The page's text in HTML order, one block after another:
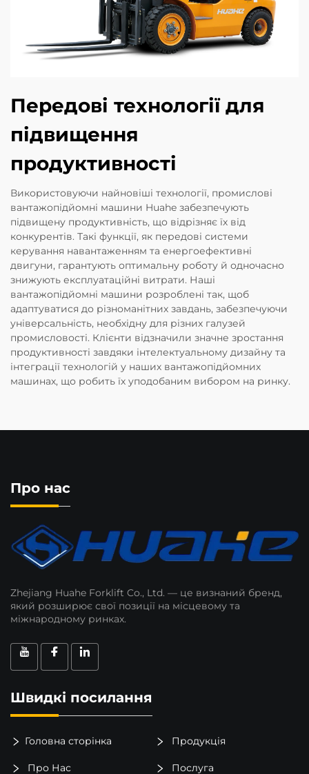
Передові технології для
підвищення
продуктивності
Використовуючи найновіші технології, промислові
вантажопідйомні машини Huahe забезпечують
підвищену продуктивність, що відрізняє їх від
конкурентів. Такі функції, як передові системи
керування навантаженням та енергоефективні
двигуни, гарантують оптимальну роботу й одночасно
знижують експлуатаційні витрати. Наші
вантажопідйомні машини розроблені так, щоб
адаптуватися до різноманітних завдань, забезпечуючи
універсальність, необхідну для різних галузей
промисловості. Клієнти відзначили значне зростання
продуктивності завдяки інтелектуальному дизайну та
інтеграції технологій у наших вантажопідйомних
машинах, що робить їх уподобаним вибором на ринку.
Про нас
Zhejiang Huahe Forklift Co., Ltd. — це визнаний бренд,
який розширює свої позиції на місцевому та
міжнародному ринках.
Швидкі посилання
Головна сторінка Продукція
Про Нас Послуга